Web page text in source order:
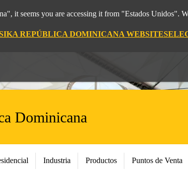
it seems you are accessing it from "Estados Unidos".
REPÚBLICA DOMINICANA WEBSITE
Dominicana
Industria Productos Puntos de Venta